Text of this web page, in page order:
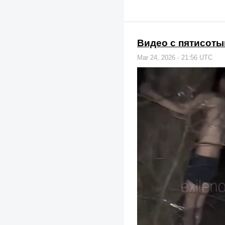
Видео с
Mar 24, 2026 - 21:56 UTC